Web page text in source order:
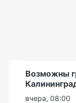
Возможны
вчера, 08:00